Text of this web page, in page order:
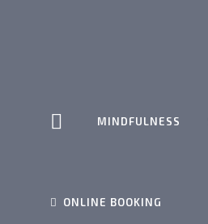
MINDFULNESS
ONLINE BOOKING